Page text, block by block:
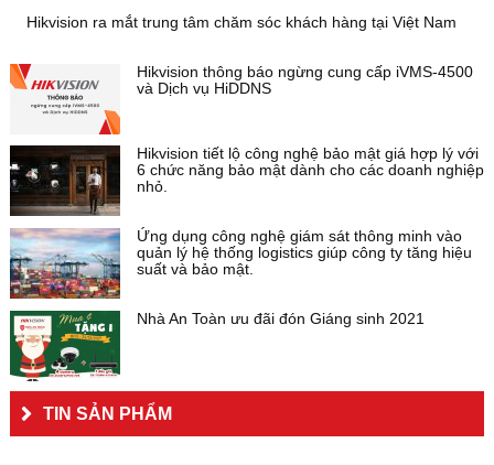
Hikvision ra mắt trung tâm chăm sóc khách hàng tại Việt Nam
Hikvision thông báo ngừng cung cấp iVMS-4500
và Dịch vụ HiDDNS
Hikvision tiết lộ công nghệ bảo mật giá hợp lý với
6 chức năng bảo mật dành cho các doanh nghiệp
nhỏ.
Ứng dụng công nghệ giám sát thông minh vào
quản lý hệ thống logistics giúp công ty tăng hiệu
suất và bảo mật.
Nhà An Toàn ưu đãi đón Giáng sinh 2021
TIN SẢN PHẨM